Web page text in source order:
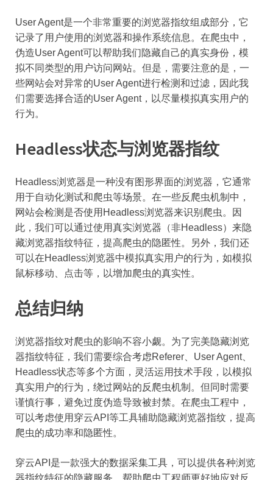
User Agent是一个非常重要的浏览器指纹组成部分，它
记录了用户使用的浏览器和操作系统信息。在爬虫中，
伪造User Agent可以帮助我们隐藏自己的真实身份，模
拟不同类型的用户访问网站。但是，需要注意的是，一
些网站会对异常的User Agent进行检测和过滤，因此我
们需要选择合适的User Agent，以尽量模拟真实用户的
行为。
Headless状态与浏览器指纹
Headless浏览器是一种没有图形界面的浏览器，它通常
用于自动化测试和爬虫等场景。在一些反爬虫机制中，
网站会检测是否使用Headless浏览器来识别爬虫。因
此，我们可以通过使用真实浏览器（非Headless）来隐
藏浏览器指纹特征，提高爬虫的隐匿性。另外，我们还
可以在Headless浏览器中模拟真实用户的行为，如模拟
鼠标移动、点击等，以增加爬虫的真实性。
总结归纳
浏览器指纹对爬虫的影响不容小觑。为了完美隐藏浏览
器指纹特征，我们需要综合考虑Referer、User Agent、
Headless状态等多个方面，灵活运用技术手段，以模拟
真实用户的行为，绕过网站的反爬虫机制。但同时需要
谨慎行事，避免过度伪造导致被封禁。在爬虫工程中，
可以考虑使用穿云API等工具辅助隐藏浏览器指纹，提高
爬虫的成功率和隐匿性。
穿云API是一款强大的数据采集工具，可以提供各种浏览
器指纹特征的隐藏服务，帮助爬虫工程师更好地应对反